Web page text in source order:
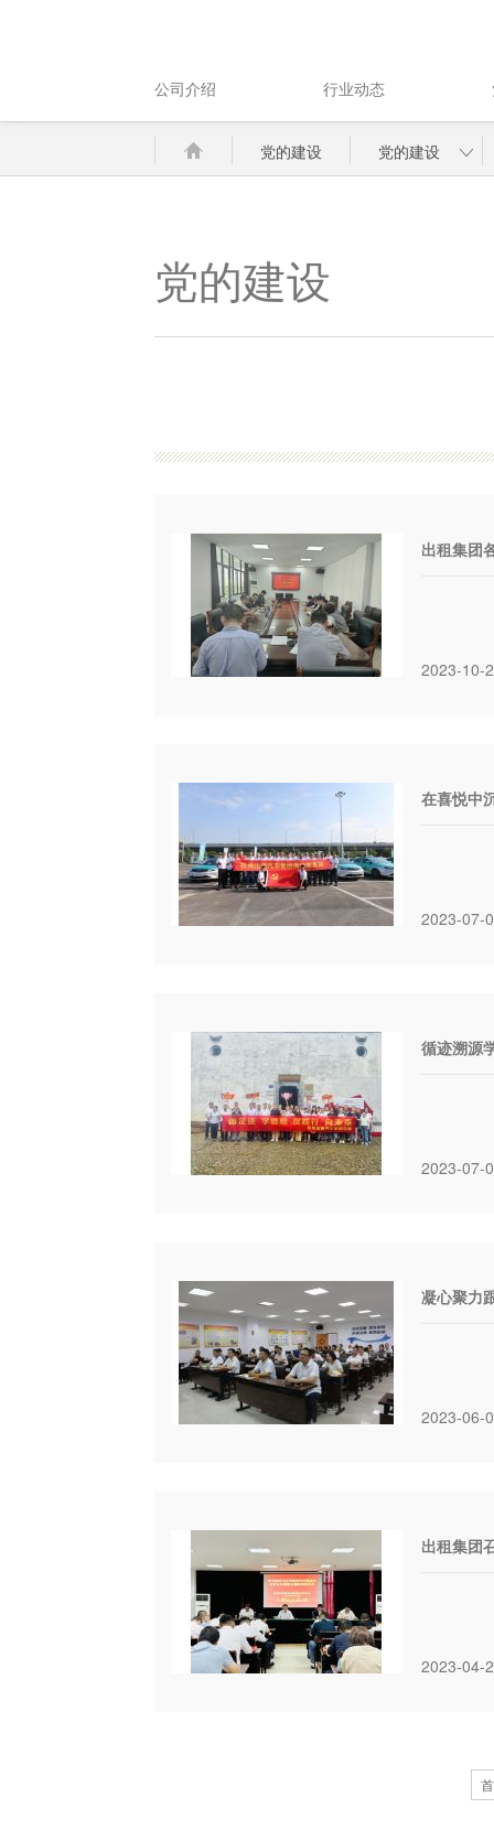
公司介绍 行业动态
党的建设 党的建设
党的建设
出租集团
2023-10-
在喜悦中
2023-07-
循迹溯源
2023-07-
凝心聚力
2023-06-
出租集团
2023-04-